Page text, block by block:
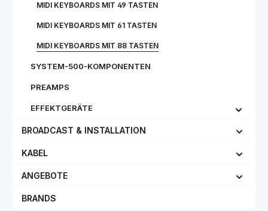
MIDI KEYBOARDS MIT 49 TASTEN
MIDI KEYBOARDS MIT 61 TASTEN
MIDI KEYBOARDS MIT 88 TASTEN
SYSTEM-500-KOMPONENTEN
PREAMPS
EFFEKTGERÄTE
BROADCAST & INSTALLATION
KABEL
ANGEBOTE
BRANDS